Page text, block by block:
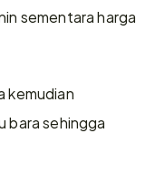
sementara harga
kemudian
bara sehingga